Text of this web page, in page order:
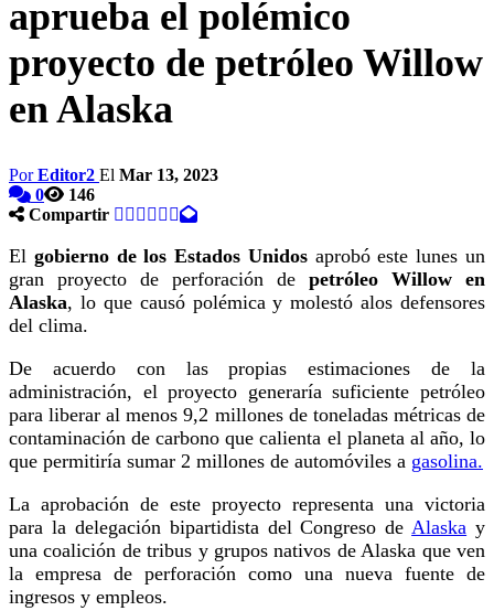
aprueba el polémico
proyecto de petróleo Willow
en Alaska
PorEditor2 El Mar 13, 2023
0
146
Compartir
El gobierno de los Estados Unidosaprobó este lunes un
gran proyecto de perforación de petróleo Willow en
Alaska, lo que causó polémica y molestó alos defensores
del clima.
De acuerdo con las propias estimaciones de la
administración, el proyecto generaría suficiente petróleo
para liberar al menos 9,2 millones de toneladas métricas de
contaminación de carbono que calienta el planeta al año, lo
que permitiría sumar 2 millones de automóviles a gasolina.
La aprobación de este proyecto representa una victoria
para la delegación bipartidista del Congreso de Alaska y
una coalición de tribus y grupos nativos de Alaska que ven
la empresa de perforación como una nueva fuente de
ingresos y empleos.